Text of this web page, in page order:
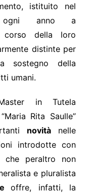
istituito nel
ogni anno a
corso della loro
distinte per
sostegno della
umani.
in Tutela
Rita Saulle”
novitànelle
introdotte con
che peraltro non
e pluralista
offre, infatti, la